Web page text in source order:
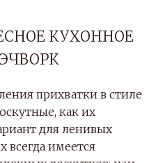
КУХОННОЕ
прихватки в стиле
как их
для ленивых
всегда имеется